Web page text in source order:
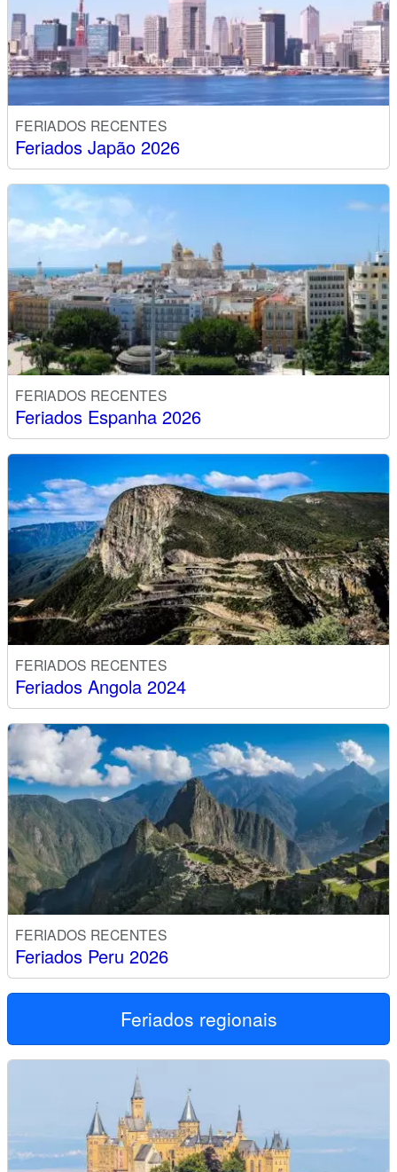
FERIADOS RECENTES
Feriados Japão 2026
FERIADOS RECENTES
Feriados Espanha 2026
FERIADOS RECENTES
Feriados Angola 2024
FERIADOS RECENTES
Feriados Peru 2026
Feriados regionais